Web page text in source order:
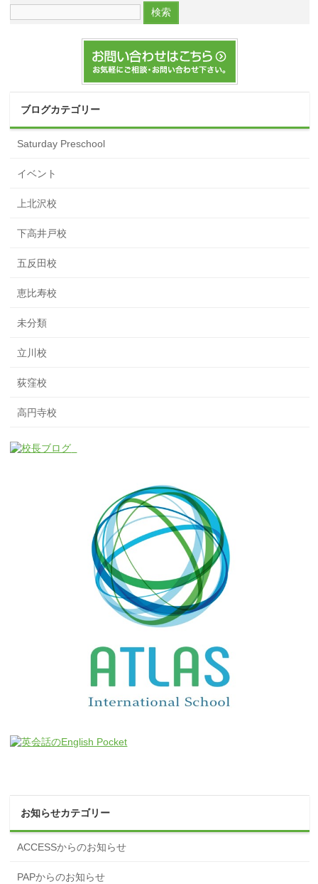
ブログカテゴリー
Saturday Preschool
イベント
上北沢校
下高井戸校
五反田校
恵比寿校
未分類
立川校
荻窪校
高円寺校
お知らせカテゴリー
ACCESSからのお知らせ
PAPからのお知らせ